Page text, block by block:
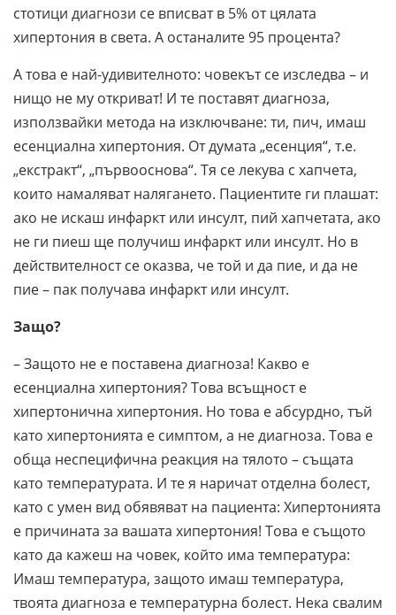
стотици диагнози се вписват в 5% от цялата
хипертония в света. А останалите 95 процента?
А това е най-удивителното: човекът се изследва – и
нищо не му откриват! И те поставят диагноза,
използвайки метода на изключване: ти, пич, имаш
есенциална хипертония. От думата „есенция“, т.е.
„екстракт“, „първооснова“. Тя се лекува с хапчета,
които намаляват налягането. Пациентите ги плашат:
ако не искаш инфаркт или инсулт, пий хапчетата, ако
не ги пиеш ще получиш инфаркт или инсулт. Но в
действителност се оказва, че той и да пие, и да не
пие – пак получава инфаркт или инсулт.
Защо?
– Защото не е поставена диагноза! Какво е
есенциална хипертония? Това всъщност е
хипертонична хипертония. Но това е абсурдно, тъй
като хипертонията е симптом, а не диагноза. Това е
обща неспецифична реакция на тялото – същата
като температурата. И те я наричат отделна болест,
като с умен вид обявяват на пациента: Хипертонията
е причината за вашата хипертония! Това е същото
като да кажеш на човек, който има температура:
Имаш температура, защото имаш температура,
твоята диагноза е температурна болест. Нека свалим